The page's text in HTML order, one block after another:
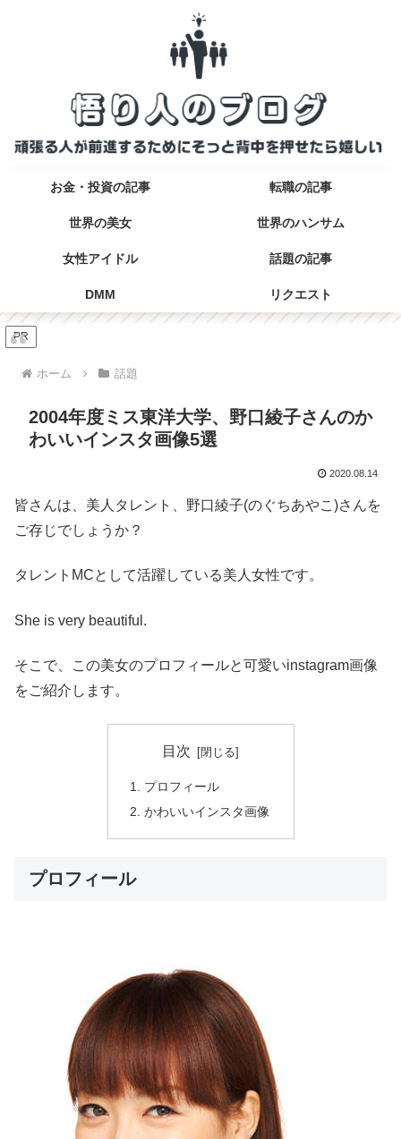
お金・投資の記事 転職の記事
世界の美女 世界のハンサム
女性アイドル 話題の記事
DMM リクエスト
PR
ホーム 話題
2004年度ミス東洋大学、野口綾子さんのか
わいいインスタ画像5選
2020.08.14
皆さんは、美人タレント、野口綾子(のぐちあやこ)さんを
ご存じでしょうか？
タレントMCとして活躍している美人女性です。
She is very beautiful.
そこで、この美女のプロフィールと可愛いinstagram画像
をご紹介します。
目次
プロフィール
かわいいインスタ画像
プロフィール